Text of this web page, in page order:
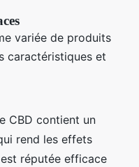
variée de produits
caractéristiques et
CBD contient un
rend les effets
réputée efficace